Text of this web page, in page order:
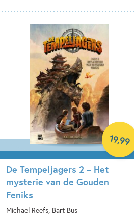
Alfabetisch (A-Z)
Alfabetisch (Z-A)
Prijs (oplopend)
Prijs (aflopend)
De Tempeljagers 2 – Het
mysterie van de Gouden
Feniks
Michael Reefs, Bart Bus
19,99